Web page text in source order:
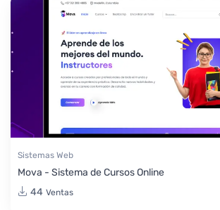
Sistemas Web
Mova - Sistema de Cursos Online
44 Ventas